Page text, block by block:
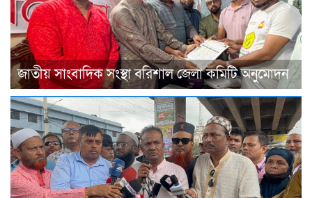
জাতীয় সাংবাদিক সংস্থা বরিশাল জেলা কমিটি অনুমোদন